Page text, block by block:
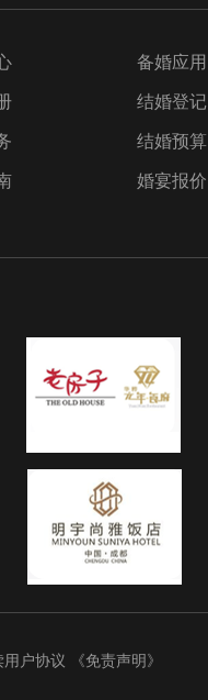
备婚应用
结婚登记
结婚预算
婚宴报价
户协议 《免责声明》